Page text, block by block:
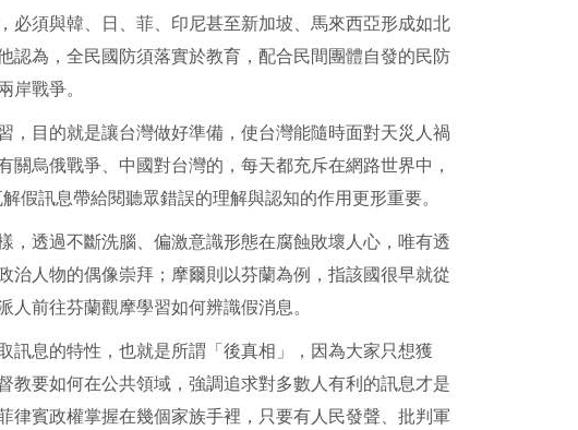
必須與韓、日、菲、印尼甚至新加坡、馬來西亞形成如北
認為，全民國防須落實於教育，配合民間團體自發的民防
岸戰爭。
，目的就是讓台灣做好準備，使台灣能隨時面對天災人禍
烏俄戰爭、中國對台灣的，每天都充斥在網路世界中，
假訊息帶給閱聽眾錯誤的理解與認知的作用更形重要。
，透過不斷洗腦、偏激意識形態在腐蝕敗壞人心，唯有透
治人物的偶像崇拜；摩爾則以芬蘭為例，指該國很早就從
前往芬蘭觀摩學習如何辨識假消息。
訊息的特性，也就是所謂「後真相」，因為大家只想獲
教要如何在公共領域，強調追求對多數人有利的訊息才是
律賓政權掌握在幾個家族手裡，只要有人民發聲、批判軍